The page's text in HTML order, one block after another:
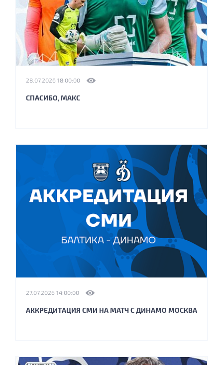
28.07.2026 18:00:00
СПАСИБО, МАКС
27.07.2026 14:00:00
АККРЕДИТАЦИЯ СМИ НА МАТЧ С ДИНАМО МОСКВА